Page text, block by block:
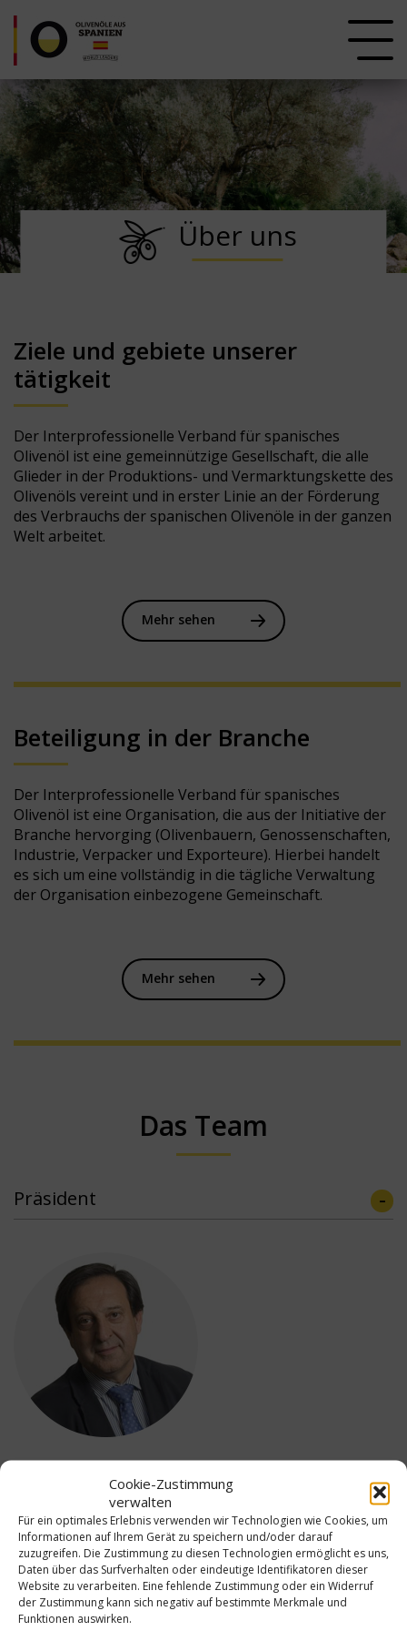
Cookie-Zustimmung
verwalten
Für ein optimales Erlebnis verwenden wir Technologien wie Cookies, um
Informationen auf Ihrem Gerät zu speichern und/oder darauf
zuzugreifen. Die Zustimmung zu diesen Technologien ermöglicht es uns,
Daten über das Surfverhalten oder eindeutige Identifikatoren dieser
Website zu verarbeiten. Eine fehlende Zustimmung oder ein Widerruf
der Zustimmung kann sich negativ auf bestimmte Merkmale und
Funktionen auswirken.
Über uns
Ziele und gebiete unserer
tätigkeit
Der Interprofessionelle Verband für spanisches
Olivenöl ist eine gemeinnützige Gesellschaft, die alle
Glieder in der Produktions- und Vermarktungskette des
Olivenöls vereint und in erster Linie an der Förderung
des Verbrauchs der spanischen Olivenöle in der ganzen
Welt arbeitet.
Mehr sehen
Beteiligung in der Branche
Der Interprofessionelle Verband für spanisches
Olivenöl ist eine Organisation, die aus der Initiative der
Branche hervorging (Olivenbauern, Genossenschaften,
Industrie, Verpacker und Exporteure). Hierbei handelt
es sich um eine vollständig in die tägliche Verwaltung
der Organisation einbezogene Gemeinschaft.
Mehr sehen
Das Team
Präsident
Pedro Barato Triguero
Präsident
Seit der Gründung im Jahr 2002 belegt Pedro
Barato Triguero das Amt als Präsident der
Organisation des Branchenübergreifenden
Verbands für spanisches Olivenöl. Er besitzt ein
Diplom in Rechtswissenschaften und war 1997-